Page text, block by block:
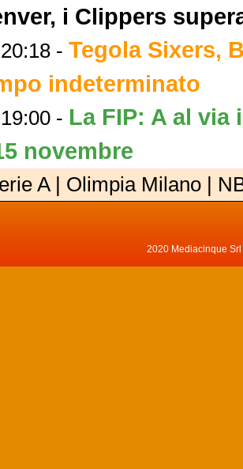
i Clippers
- Tegola Sixers,
indeterminato
- La FIP: A al via
novembre
A | Olimpia Milano |
2020 Mediacinque Srl